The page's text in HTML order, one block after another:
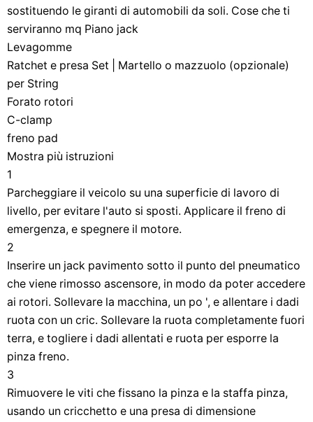
sostituendo le giranti di automobili da soli. Cose che ti
serviranno mq Piano jack
Levagomme
Ratchet e presa Set | Martello o mazzuolo (opzionale)
per String
Forato rotori
C-clamp
freno pad
Mostra più istruzioni
1
Parcheggiare il veicolo su una superficie di lavoro di
livello, per evitare l'auto si sposti. Applicare il freno di
emergenza, e spegnere il motore.
2
Inserire un jack pavimento sotto il punto del pneumatico
che viene rimosso ascensore, in modo da poter accedere
ai rotori. Sollevare la macchina, un po ', e allentare i dadi
ruota con un cric. Sollevare la ruota completamente fuori
terra, e togliere i dadi allentati e ruota per esporre la
pinza freno.
3
Rimuovere le viti che fissano la pinza e la staffa pinza,
usando un cricchetto e una presa di dimensione